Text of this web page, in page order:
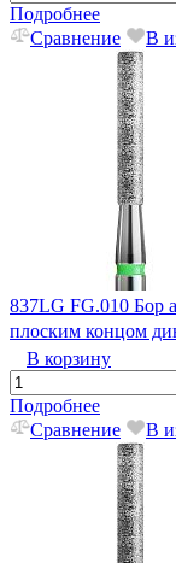
Подробнее
Сравнение
В
837LG FG.010 Бор
плоским концом
В корзину
Подробнее
Сравнение
В